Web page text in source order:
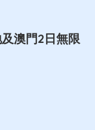
澳門2日無限